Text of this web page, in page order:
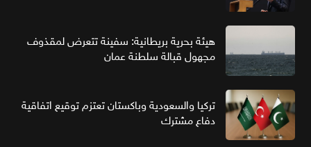
هيئة بحرية بريطانية: سفينة تتعرض لمقذوف
مجهول قبالة سلطنة عمان
تركيا والسعودية وباكستان تعتزم توقيع اتفاقية
دفاع مشترك